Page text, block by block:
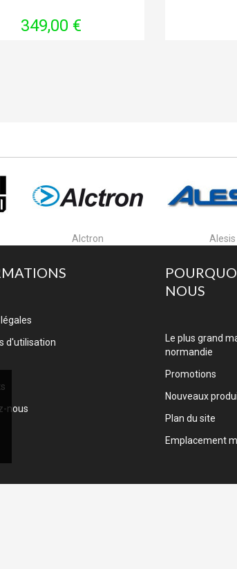
Prix
349,00 €
Alctron Alesis
d'utilisation
nous
NOUS
Le plus grand
normandie
Promotions
Nouveaux
Plan du site
Emplacement